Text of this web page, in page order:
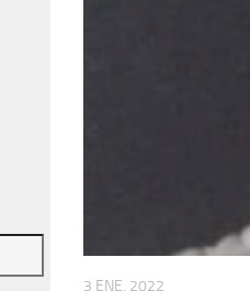
3 ENE, 2022